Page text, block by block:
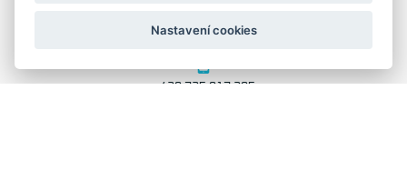
Kroměříž, 767 01
+420 725 017 295
Nastavení cookies